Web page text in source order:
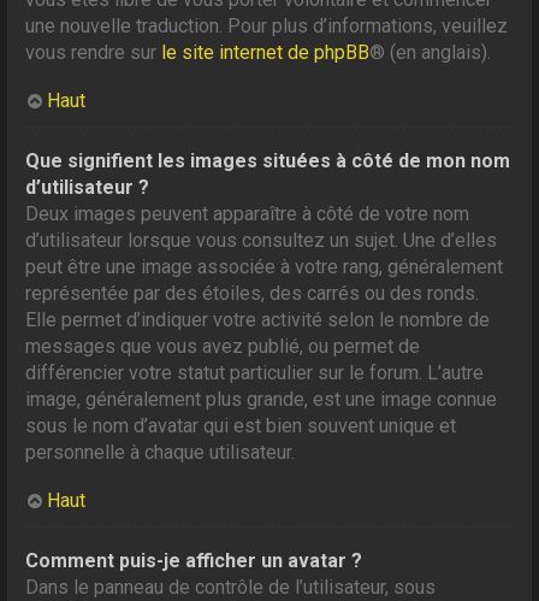
une nouvelle traduction. Pour plus d’informations, veuillez
vous rendre sur le site internet de phpBB® (en anglais).
Haut
Que signifient les images situées à côté de mon nom
d’utilisateur ?
Deux images peuvent apparaître à côté de votre nom
d’utilisateur lorsque vous consultez un sujet. Une d’elles
peut être une image associée à votre rang, généralement
représentée par des étoiles, des carrés ou des ronds.
Elle permet d’indiquer votre activité selon le nombre de
messages que vous avez publié, ou permet de
différencier votre statut particulier sur le forum. L’autre
image, généralement plus grande, est une image connue
sous le nom d’avatar qui est bien souvent unique et
personnelle à chaque utilisateur.
Haut
Comment puis-je afficher un avatar ?
Dans le panneau de contrôle de l’utilisateur, sous